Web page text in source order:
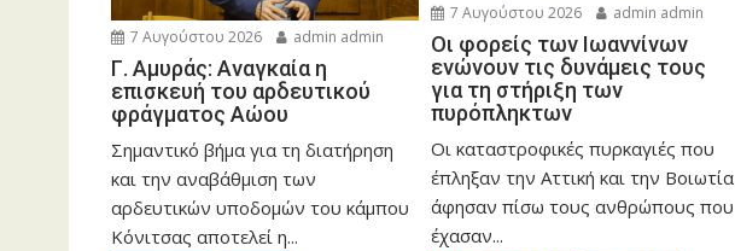
7 Αυγούστου 2026 admin admin
Γ. Αμυράς: Αναγκαία η
επισκευή του αρδευτικού
φράγματος Αώου
Σημαντικό βήμα για τη διατήρηση
και την αναβάθμιση των
αρδευτικών υποδομών του κάμπου
Κόνιτσας αποτελεί η...
7 Αυγούστου 2026 admin admin
Οι φορείς των Ιωαννίνων
ενώνουν τις δυνάμεις τους
για τη στήριξη των
πυρόπληκτων
Οι καταστροφικές πυρκαγιές που
έπληξαν την Αττική και την Bοιωτία
άφησαν πίσω τους ανθρώπους που
έχασαν...